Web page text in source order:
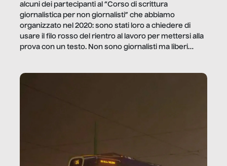
alcuni dei partecipanti al “Corso di scrittura
giornalistica per non giornalisti” che abbiamo
organizzato nel 2020: sono stati loro a chiedere di
usare il filo rosso del rientro al lavoro per mettersi alla
prova con un testo. Non sono giornalisti ma liberi